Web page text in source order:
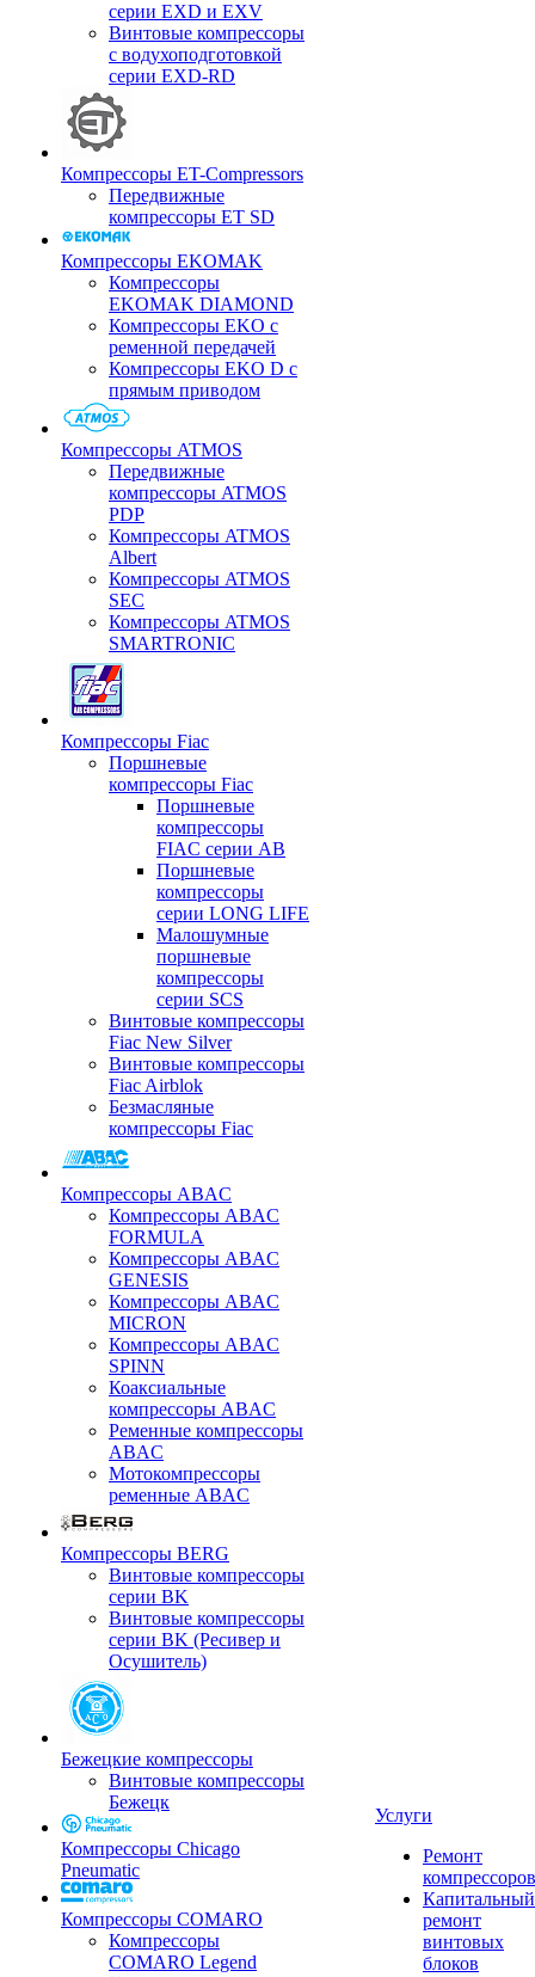
серии EXD и EXV
Винтовые компрессоры
с водухоподготовкой
серии EXD-RD
Компрессоры ET-Compressors
Передвижные
компрессоры ET SD
Компрессоры EKOMAK
Компрессоры
EKOMAK DIAMOND
Компрессоры EKO c
ременной передачей
Компрессоры EKO D с
прямым приводом
Компрессоры ATMOS
Передвижные
компрессоры ATMOS
PDP
Компрессоры ATMOS
Albert
Компрессоры ATMOS
SEC
Компрессоры ATMOS
SMARTRONIC
Компрессоры Fiac
Поршневые
компрессоры Fiac
Поршневые
компрессоры
FIAC серии AB
Поршневые
компрессоры
серии LONG LIFE
Малошумные
поршневые
компрессоры
серии SCS
Винтовые компрессоры
Fiac New Silver
Винтовые компрессоры
Fiac Airblok
Безмасляные
компрессоры Fiac
Компрессоры ABAC
Компрессоры ABAC
FORMULA
Компрессоры ABAC
GENESIS
Компрессоры ABAC
MICRON
Компрессоры ABAC
SPINN
Коаксиальные
компрессоры ABAC
Ременные компрессоры
ABAC
Мотокомпрессоры
ременные ABAC
Компрессоры BERG
Винтовые компрессоры
серии BK
Винтовые компрессоры
серии BK (Ресивер и
Осушитель)
Бежецкие компрессоры
Винтовые компрессоры
Бежецк
Компрессоры Chicago
Pneumatic
Компрессоры COMARO
Компрессоры
COMARO Legend
Услуги
Ремонт
компрессоров
Капитальный
ремонт
винтовых
блоков